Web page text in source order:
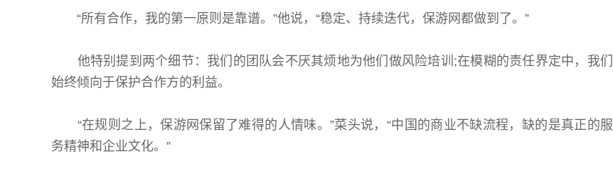
“所有合作，我的第一原则是靠谱。”他说，“稳定、持续迭代，保游网都做到了。”
他特别提到两个细节：我们的团队会不厌其烦地为他们做风险培训;在模糊的责任界定中，我们
始终倾向于保护合作方的利益。
“在规则之上，保游网保留了难得的人情味。”菜头说，“中国的商业不缺流程，缺的是真正的服
务精神和企业文化。”